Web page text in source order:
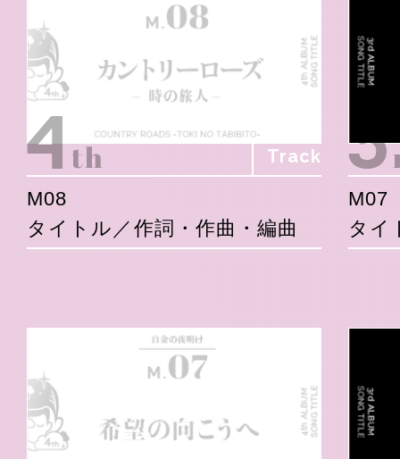
Track
M08
タイトル／作詞・作曲・編曲
M07
タイ